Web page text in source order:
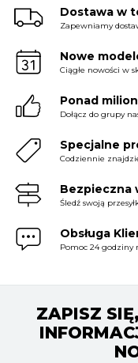
Dostawa w
Zapewniamy
Nowe
Ciągłe nowości w
Ponad
Dołącz do grupy
Specjalne
Codziennie
Bezpieczna
Śledź swoją
Obsługa
Pomoc 24 godziny
ZAPISZ